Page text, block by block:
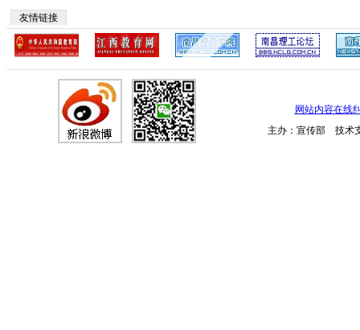
友情链接
网站内容在线
主办：宣传部 技术